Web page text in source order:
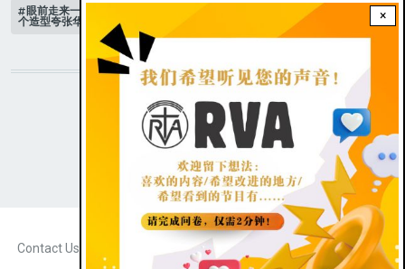
×
眼前走来一位魔女，可爱的妖媚中带点邪恶，身上穿著宫廷的小丑服，整
个造型夸张华丽，非常特殊。
STAY CONNECTED WITH US!
Contact Us
Dark theme